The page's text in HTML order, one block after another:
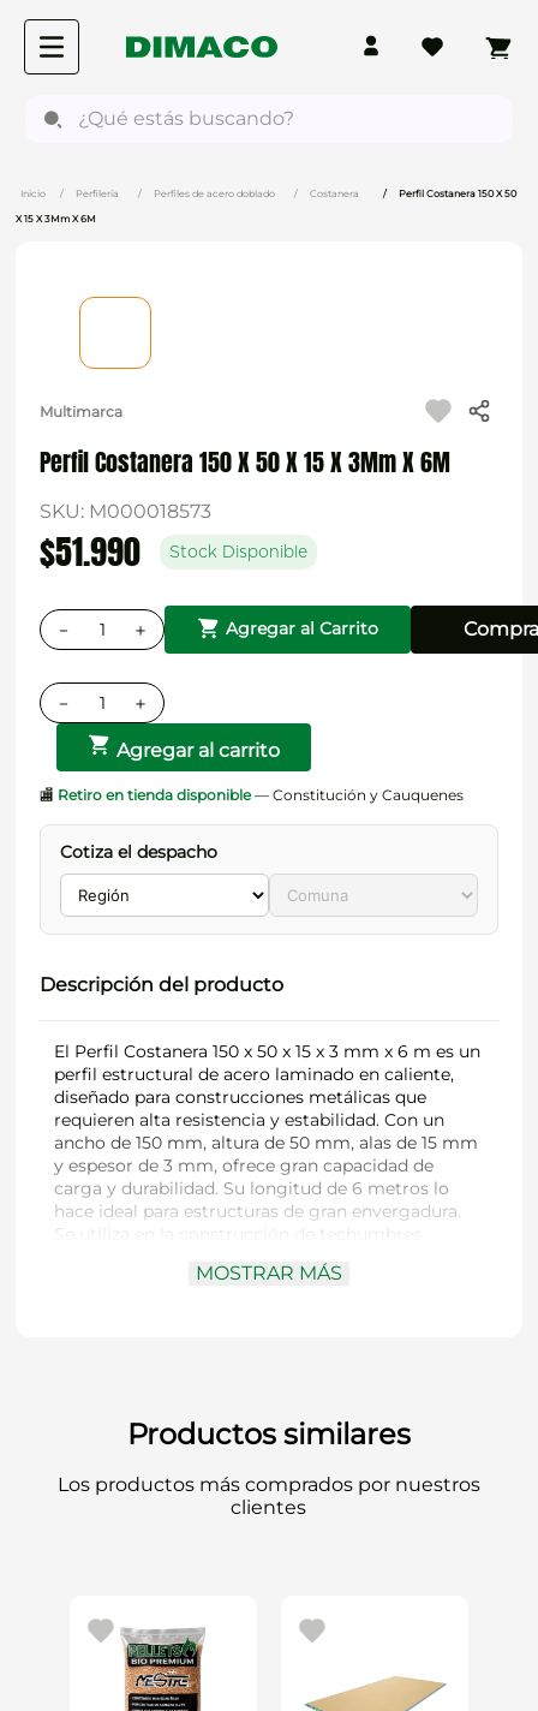
Perfilería Perfiles de acero doblado Costanera Perfil Costanera 150 X 50
X 15 X 3Mm X 6M
Multimarca
Perfil Costanera 150 X 50 X 15 X 3Mm X 6M
SKU: M000018573
$51.990 Stock Disponible
＋
－ Agregar al Carrito
＋
－
Agregar al carrito
🏬 Retiro en tienda disponible— Constitución y Cauquenes
Cotiza el despacho
Descripción del producto
El Perfil Costanera 150 x 50 x 15 x 3 mm x 6 m es un
perfil estructural de acero laminado en caliente,
diseñado para construcciones metálicas que
requieren alta resistencia y estabilidad. Con un
ancho de 150 mm, altura de 50 mm, alas de 15 mm
y espesor de 3 mm, ofrece gran capacidad de
carga y durabilidad. Su longitud de 6 metros lo
hace ideal para estructuras de gran envergadura.
Se utiliza en la construcción de techumbres,
montajes industriales. Fabricado en acero de alta
MOSTRAR MÁS
Productos similares
Los productos más comprados por nuestros
clientes